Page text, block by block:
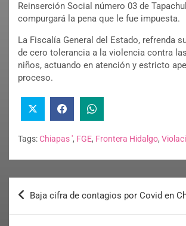
Reinserción Social número 03 de
compurgará la pena que le fue impuesta.
La Fiscalía General del Estado, refrenda
de cero tolerancia a la violencia contra
niños, actuando en atención y estricto
proceso.
Tags:Chiapas ', FGE, Frontera Hidalgo,
Baja cifra de contagios por Covid en